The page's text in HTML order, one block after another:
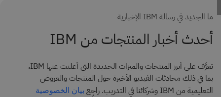
ما الجديد في رسالة IBM الإخبارية
أحدث أخبار المنتجات من IBM
تعرَّف على أبرز المنتجات والميزات الجديدة التي أعلنت عنها IBM،
بما في ذلك محادثات الفيديو الأخيرة حول المنتجات والعروض
التعليمية من IBM وشركائنا في التدريب. راجِع
بيان الخصوصية